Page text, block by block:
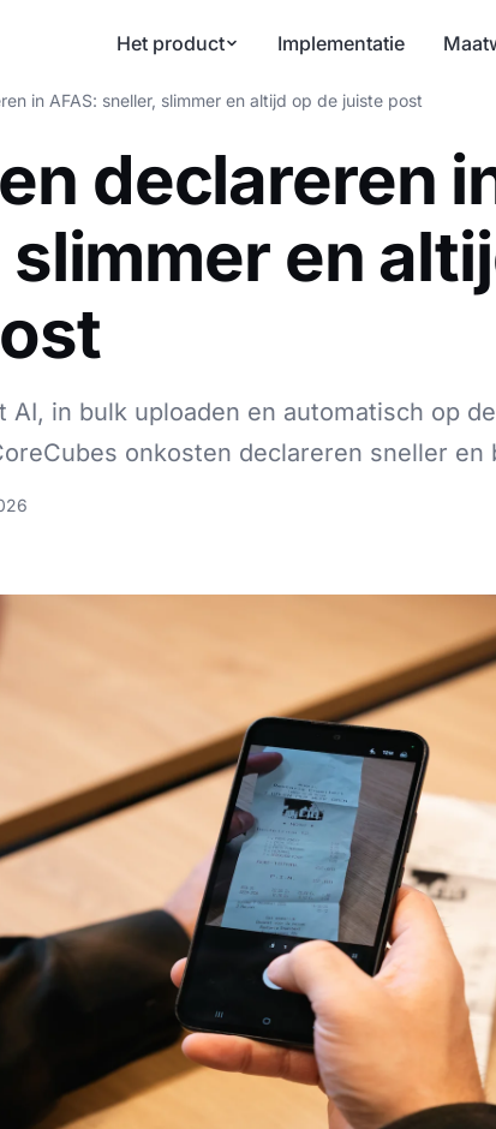
Het product Implementatie
in AFAS: sneller, slimmer en altijd op de juiste post
declareren
en
AI, in bulk uploaden en automatisch op
onkosten declareren sneller en